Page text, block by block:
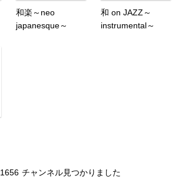
1656 チャンネル見つかりました
和楽～neo
japanesque～
和 on JAZZ～
instrumental～